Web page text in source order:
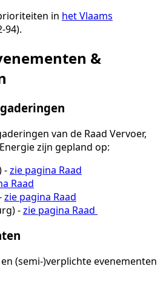
in het Vlaams
94).
&
van de Raad Vervoer,
zijn gepland op:
-zie pagina Raad
Raad
zie pagina Raad
-zie pagina Raad
(semi-)verplichte evenementen